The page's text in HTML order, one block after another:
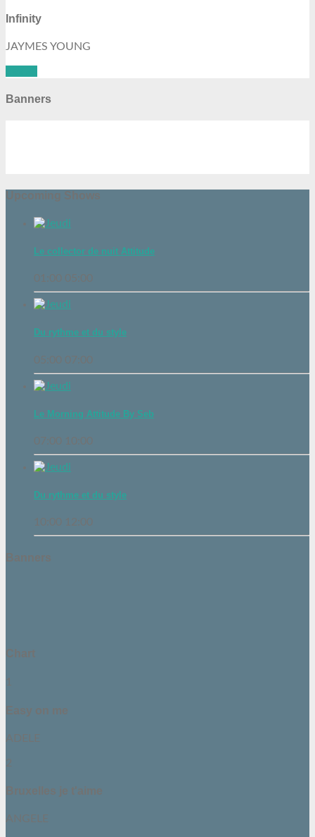
Infinity
JAYMES YOUNG
Banners
Upcoming Shows
Le collector de nuit Attitude
01:00 05:00
Du rythme et du style
05:00 07:00
Le Morning Attitude By Seb
07:00 10:00
Du rythme et du style
10:00 12:00
Banners
Chart
1
Easy on me
ADELE
2
Bruxelles je t'aime
ANGELE